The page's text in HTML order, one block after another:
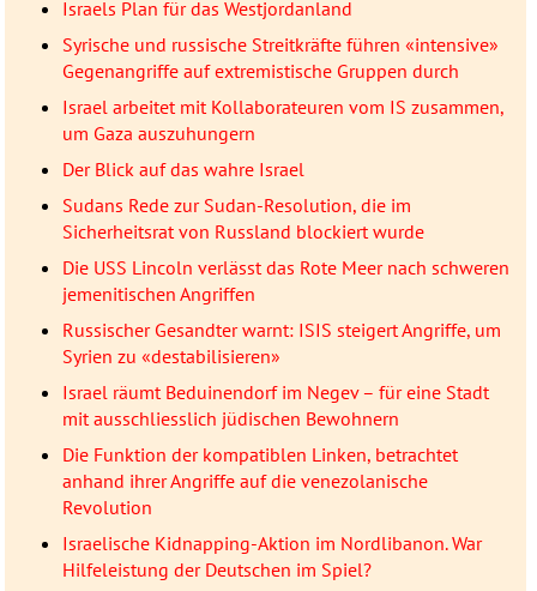
Israels Plan für das Westjordanland
Syrische und russische Streitkräfte führen «intensive»
Gegenangriffe auf extremistische Gruppen durch
Israel arbeitet mit Kollaborateuren vom IS zusammen,
um Gaza auszuhungern
Der Blick auf das wahre Israel
Sudans Rede zur Sudan-Resolution, die im
Sicherheitsrat von Russland blockiert wurde
Die USS Lincoln verlässt das Rote Meer nach schweren
jemenitischen Angriffen
Russischer Gesandter warnt: ISIS steigert Angriffe, um
Syrien zu «destabilisieren»
Israel räumt Beduinendorf im Negev – für eine Stadt
mit ausschliesslich jüdischen Bewohnern
Die Funktion der kompatiblen Linken, betrachtet
anhand ihrer Angriffe auf die venezolanische
Revolution
Israelische Kidnapping-Aktion im Nordlibanon. War
Hilfeleistung der Deutschen im Spiel?